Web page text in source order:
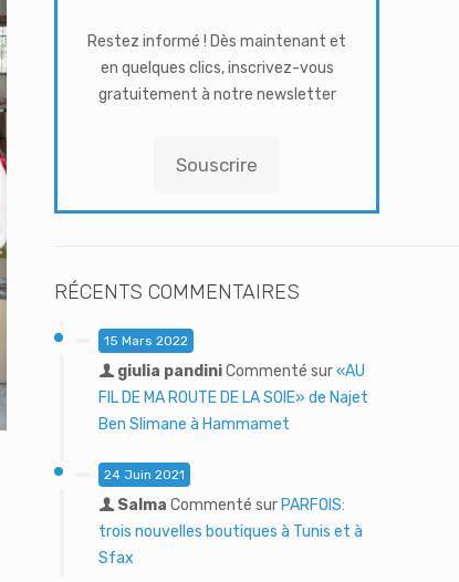
Restez informé ! Dès maintenant et
en quelques clics, inscrivez-vous
gratuitement à notre newsletter
Souscrire
RÉCENTS COMMENTAIRES
15 Mars 2022
giulia pandiniCommenté sur«AU
FIL DE MA ROUTE DE LA SOIE» de Najet
Ben Slimane à Hammamet
24 Juin 2021
Salma Commenté sur PARFOIS:
trois nouvelles boutiques à Tunis et à
Sfax